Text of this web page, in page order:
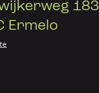
183
Ermelo